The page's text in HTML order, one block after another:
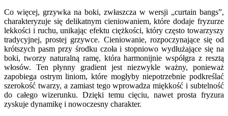
Co więcej, grzywka na boki, zwłaszcza w wersji „curtain bangs”,
charakteryzuje się delikatnym cieniowaniem, które dodaje fryzurze
lekkości i ruchu, unikając efektu ciężkości, który często towarzyszy
tradycyjnej, prostej grzywce. Cieniowanie, rozpoczynające się od
krótszych pasm przy środku czoła i stopniowo wydłużające się na
boki, tworzy naturalną ramę, która harmonijnie współgra z resztą
włosów. Ten płynny gradient jest niezwykle ważny, ponieważ
zapobiega ostrym liniom, które mogłyby niepotrzebnie podkreślać
szerokość twarzy, a zamiast tego wprowadza miękkość i subtelność
do całego wizerunku. Dzięki temu cięciu, nawet prosta fryzura
zyskuje dynamikę i nowoczesny charakter.